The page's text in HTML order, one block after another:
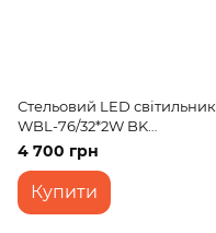
Стельовий LED світильник
WBL-76/32*2W BK
WW+NW+CW
4 700 грн
Купити